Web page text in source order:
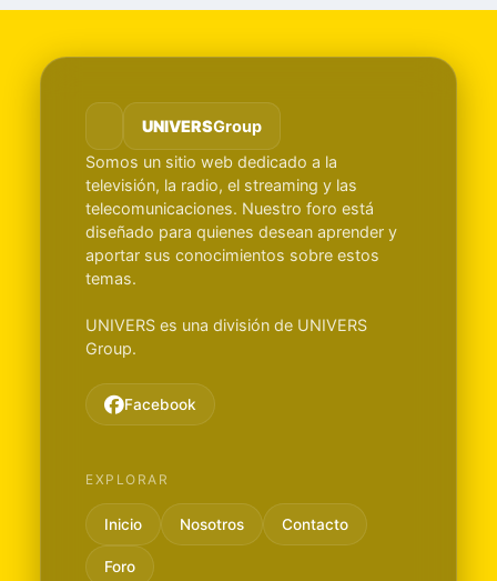
UNIVERSGroup
Somos un sitio web dedicado a la
televisión, la radio, el streaming y las
telecomunicaciones. Nuestro foro está
diseñado para quienes desean aprender y
aportar sus conocimientos sobre estos
temas.
UNIVERS es una división de UNIVERS
Group.
Facebook
EXPLORAR
Inicio Nosotros Contacto
Foro